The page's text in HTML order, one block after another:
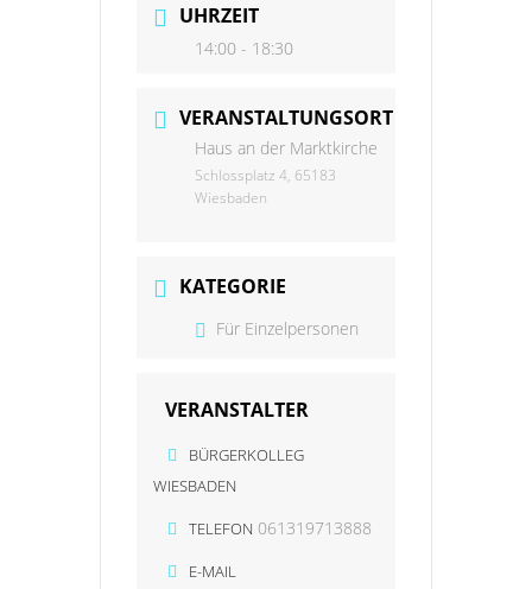
UHRZEIT
14:00 - 18:30
VERANSTALTUNGSORT
Haus an der Marktkirche
Schlossplatz 4, 65183
Wiesbaden
KATEGORIE
Für Einzelpersonen
VERANSTALTER
BÜRGERKOLLEG
WIESBADEN
TELEFON 061319713888
E-MAIL